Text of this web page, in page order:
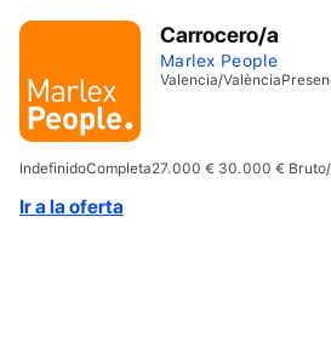
Carrocero/a
Marlex People
Valencia/València
IndefinidoCompleta27.000 € 30.000 €
Ir a la oferta